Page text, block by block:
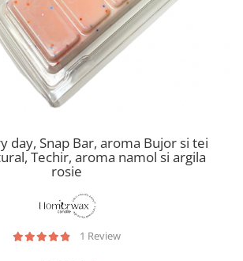
day, Snap Bar, aroma Bujor si tei
Techir, aroma namol si argila
rosie
1 Review